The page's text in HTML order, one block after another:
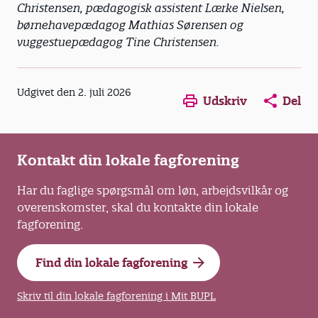
Christensen, pædagogisk assistent Lærke Nielsen,
børnehavepædagog Mathias Sørensen og
vuggestuepædagog Tine Christensen.
Udgivet den 2. juli 2026 Opens in a new window
Opens in a new
Opens in
Udskriv Del
Kontakt din lokale fagforening
Har du faglige spørgsmål om løn, arbejdsvilkår og
overenskomster, skal du kontakte din lokale
fagforening.
Find din lokale fagforening
Skriv til din lokale fagforening i Mit BUPL